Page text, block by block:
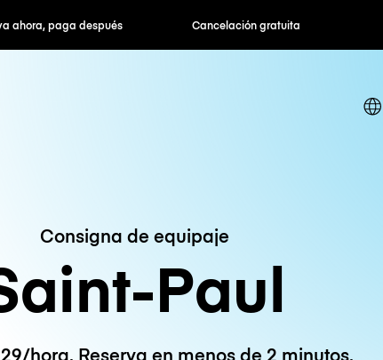
Cancelación gratuita Tarifas por hora / día
Consigna de equipaje
Paul
hora. Reserva en menos de 2 minutos.